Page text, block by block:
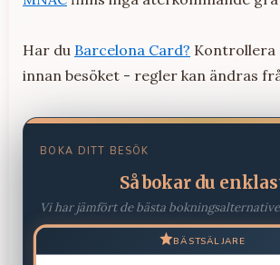
Har du Barcelona Card? Kontrollera
innan besöket - regler kan ändras
BOKA DITT BESÖK
Så bokar du
Vi har jämfört de bästa
BÄSTSÄLJARE